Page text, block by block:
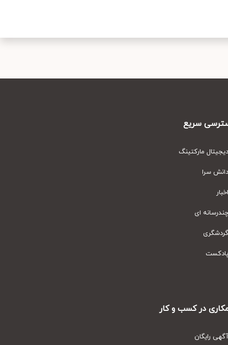
سریع
مارکتینگ
سرا
ای
در کسب و کار
رایگان